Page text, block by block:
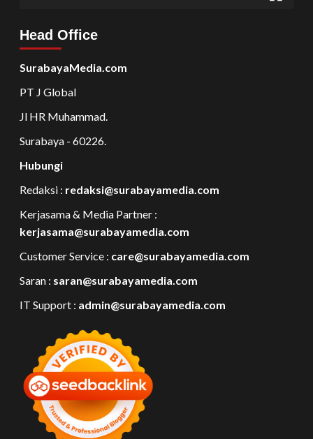
Head Office
SurabayaMedia.com
PT J Global
Jl HR Muhammad.
Surabaya - 60226.
Hubungi
Redaksi : redaksi@surabayamedia.com
Kerjasama & Media Partner :
kerjasama@surabayamedia.com
Customer Service : care@surabayamedia.com
Saran : saran@surabayamedia.com
IT Support : admin@surabayamedia.com